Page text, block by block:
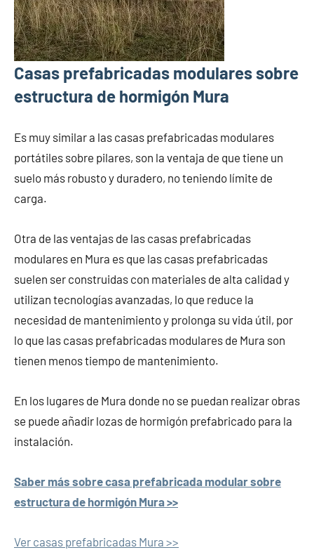
Casas prefabricadas modulares sobre
estructura de hormigón Mura
Es muy similar a las casas prefabricadas modulares
portátiles sobre pilares, son la ventaja de que tiene un
suelo más robusto y duradero, no teniendo límite de
carga.
Otra de las ventajas de las casas prefabricadas
modulares en Mura es que las casas prefabricadas
suelen ser construidas con materiales de alta calidad y
utilizan tecnologías avanzadas, lo que reduce la
necesidad de mantenimiento y prolonga su vida útil, por
lo que las casas prefabricadas modulares de Mura son
tienen menos tiempo de mantenimiento.
En los lugares de Mura donde no se puedan realizar obras
se puede añadir lozas de hormigón prefabricado para la
instalación.
Saber más sobre casa prefabricada modular sobre
estructura de hormigón Mura >>
Ver casas prefabricadas Mura >>